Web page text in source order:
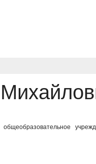
общеобразовательное